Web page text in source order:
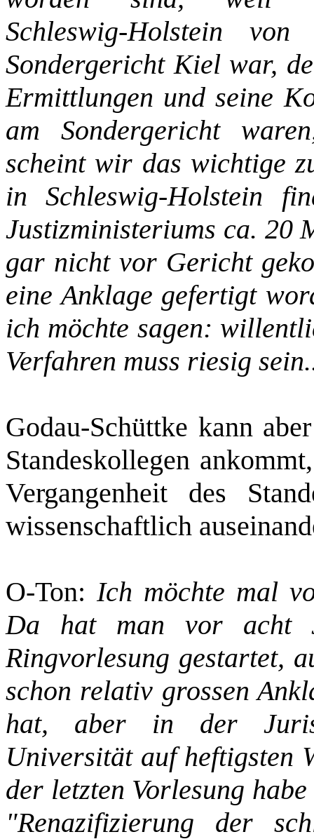
Schleswig‑Holstein
Sondergericht Kiel war,
Ermittlungen und seine
am Sondergericht
scheint wir das wichtige
in Schleswig‑Holstein
Justizministeriums ca. 20
gar nicht vor Gericht
eine Anklage gefertigt
ich möchte sagen:
Verfahren muss riesig
Godau‑Schüttke kann
Standeskollegen
Vergangenheit des
wissenschaftlich
O‑Ton: Ich möchte mal
Da hat man vor acht
Ringvorlesung gestartet,
schon relativ grossen
hat, aber in der
Universität auf heftigsten
der letzten Vorlesung
"Renazifizierung der